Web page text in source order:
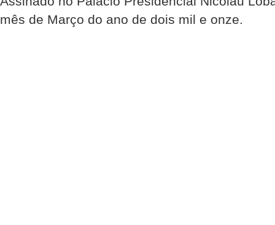
mês de Março do ano de dois mil e onze.